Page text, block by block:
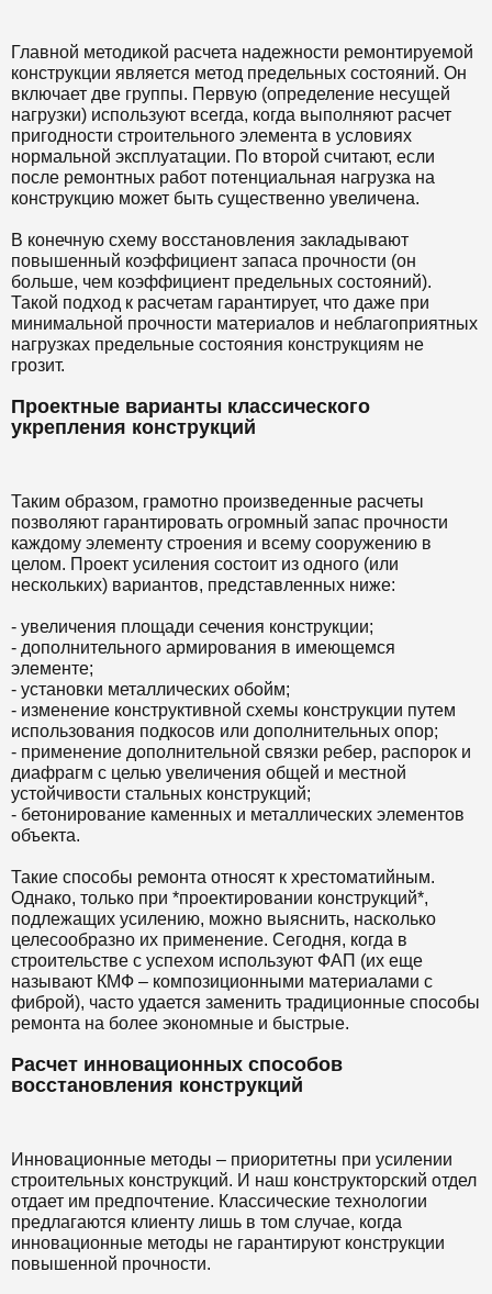
Главной методикой расчета надежности ремонтируемой
конструкции является метод предельных состояний. Он
включает две группы. Первую (определение несущей
нагрузки) используют всегда, когда выполняют расчет
пригодности строительного элемента в условиях
нормальной эксплуатации. По второй считают, если
после ремонтных работ потенциальная нагрузка на
конструкцию может быть существенно увеличена.
В конечную схему восстановления закладывают
повышенный коэффициент запаса прочности (он
больше, чем коэффициент предельных состояний).
Такой подход к расчетам гарантирует, что даже при
минимальной прочности материалов и неблагоприятных
нагрузках предельные состояния конструкциям не
грозит.
Проектные варианты классического
укрепления конструкций
Таким образом, грамотно произведенные расчеты
позволяют гарантировать огромный запас прочности
каждому элементу строения и всему сооружению в
целом. Проект усиления состоит из одного (или
нескольких) вариантов, представленных ниже:
- увеличения площади сечения конструкции;
- дополнительного армирования в имеющемся
элементе;
- установки металлических обойм;
- изменение конструктивной схемы конструкции путем
использования подкосов или дополнительных опор;
- применение дополнительной связки ребер, распорок и
диафрагм с целью увеличения общей и местной
устойчивости стальных конструкций;
- бетонирование каменных и металлических элементов
объекта.
Такие способы ремонта относят к хрестоматийным.
Однако, только при *проектировании конструкций*,
подлежащих усилению, можно выяснить, насколько
целесообразно их применение. Сегодня, когда в
строительстве с успехом используют ФАП (их еще
называют КМФ – композиционными материалами с
фиброй), часто удается заменить традиционные способы
ремонта на более экономные и быстрые.
Расчет инновационных способов
восстановления конструкций
Инновационные методы – приоритетны при усилении
строительных конструкций. И наш конструкторский отдел
отдает им предпочтение. Классические технологии
предлагаются клиенту лишь в том случае, когда
инновационные методы не гарантируют конструкции
повышенной прочности.